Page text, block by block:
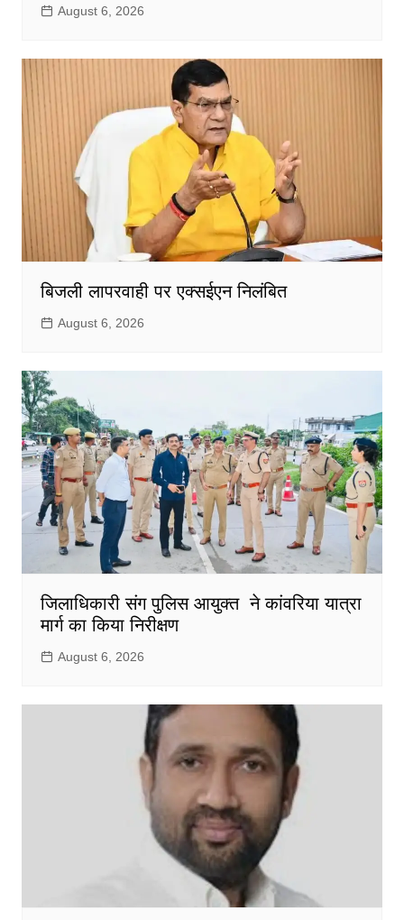
August 6, 2026
बिजली लापरवाही पर एक्सईएन निलंबित
August 6, 2026
जिलाधिकारी संग पुलिस आयुक्त ने कांवरिया यात्रा
मार्ग का किया निरीक्षण
August 6, 2026